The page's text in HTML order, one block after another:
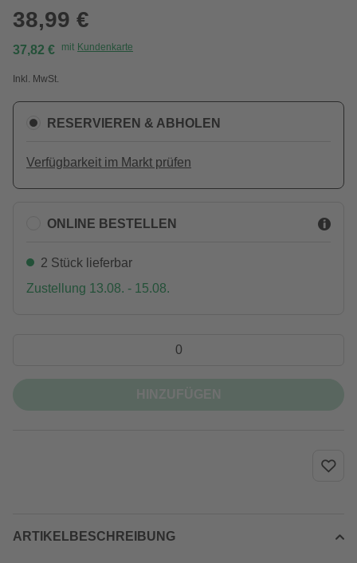
38,99 €
37,82 € mit Kundenkarte
Inkl. MwSt.
RESERVIEREN & ABHOLEN
Verfügbarkeit im Markt prüfen
ONLINE BESTELLEN
2 Stück lieferbar
Zustellung 13.08. - 15.08.
ARTIKELBESCHREIBUNG